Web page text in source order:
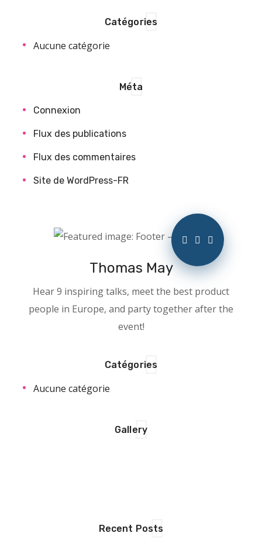
Catégories
Aucune catégorie
Méta
Connexion
Flux des publications
Flux des commentaires
Site de WordPress-FR
Thomas May
Hear 9 inspiring talks, meet the best product
people in Europe, and party together after the
event!
Catégories
Aucune catégorie
Gallery
Recent Posts